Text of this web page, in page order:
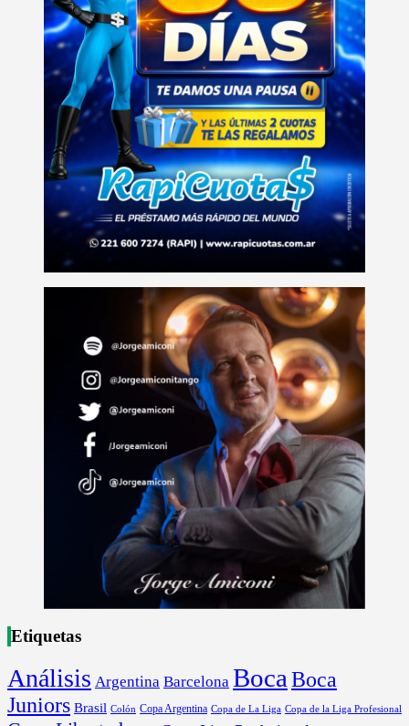
Etiquetas
Análisis Argentina Barcelona BocaBoca
Juniors Brasil Colón Copa Argentina Copa de La Liga Copa de la Liga Profesional